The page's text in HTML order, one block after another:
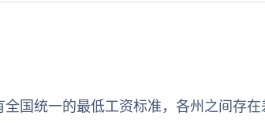
国统一的最低工资标准，各州之间存在